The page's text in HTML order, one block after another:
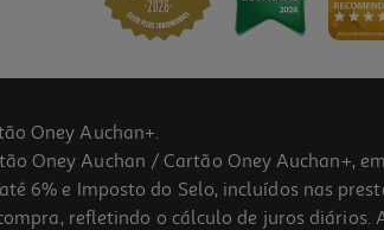
Oney Auchan+.
Oney Auchan / Cartão Oney Auchan+,
6% e Imposto do Selo, incluídos nas
refletindo o cálculo de juros